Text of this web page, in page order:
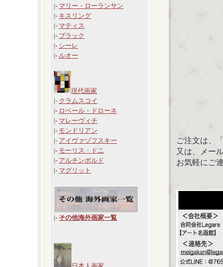
|- マリー・ローランサン
|- キスリング
|- マティス
|- ブラック
|- シーレ
|- ルオー
現代画家
|- クラムスコイ
|- ロベール・ドローネ
|- マレーヴィチ
|- モンドリアン
|- アイヴァゾフスキー
|- モーリス・ドニ
|- アルチンボルド
|- マグリット
|- その他海外画家一覧
ご注文は、
又は、メー
お気軽にご